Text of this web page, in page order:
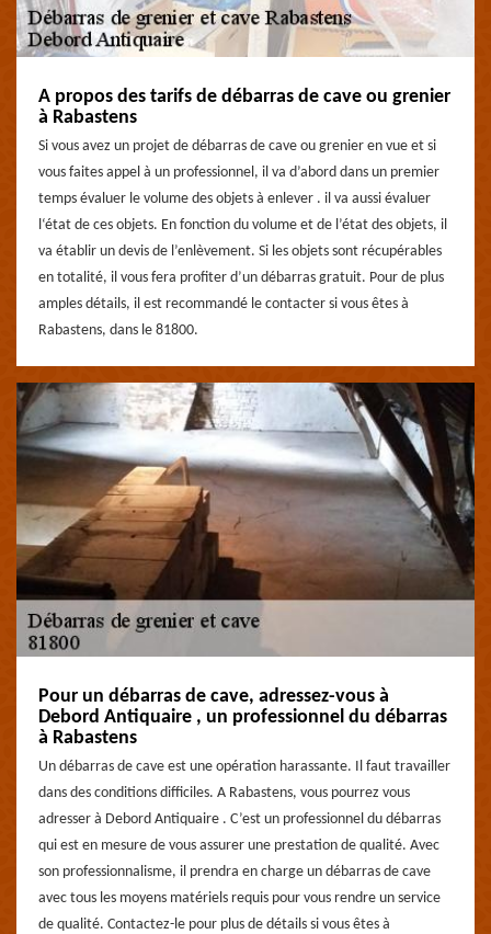
A propos des tarifs de débarras de cave ou grenier
à Rabastens
Si vous avez un projet de débarras de cave ou grenier en vue et si
vous faites appel à un professionnel, il va d’abord dans un premier
temps évaluer le volume des objets à enlever . il va aussi évaluer
l‘état de ces objets. En fonction du volume et de l’état des objets, il
va établir un devis de l’enlèvement. Si les objets sont récupérables
en totalité, il vous fera profiter d’un débarras gratuit. Pour de plus
amples détails, il est recommandé le contacter si vous êtes à
Rabastens, dans le 81800.
Pour un débarras de cave, adressez-vous à
Debord Antiquaire , un professionnel du débarras
à Rabastens
Un débarras de cave est une opération harassante. Il faut travailler
dans des conditions difficiles. A Rabastens, vous pourrez vous
adresser à Debord Antiquaire . C’est un professionnel du débarras
qui est en mesure de vous assurer une prestation de qualité. Avec
son professionnalisme, il prendra en charge un débarras de cave
avec tous les moyens matériels requis pour vous rendre un service
de qualité. Contactez-le pour plus de détails si vous êtes à